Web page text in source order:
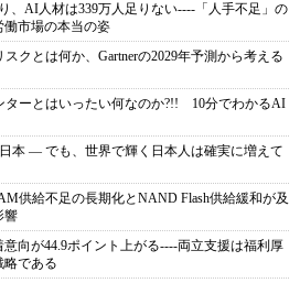
、AI人材は339万人足りない----「人手不足」の
市場の本当の姿
クとは何か、Gartnerの2029年予測から考える
ターとはいったい何なのか?!! 10分でわかるAI
本 ― でも、世界で輝く日本人は確実に増えて
供給不足の長期化とNAND Flash供給緩和が及
響
意向が44.9ポイント上がる----両立支援は福利厚
略である